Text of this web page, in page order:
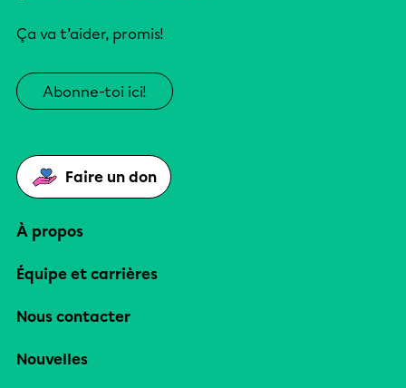
Ça va t’aider, promis!
Abonne-toi ici!
Faire un don
À propos
Équipe et carrières
Nous contacter
Nouvelles